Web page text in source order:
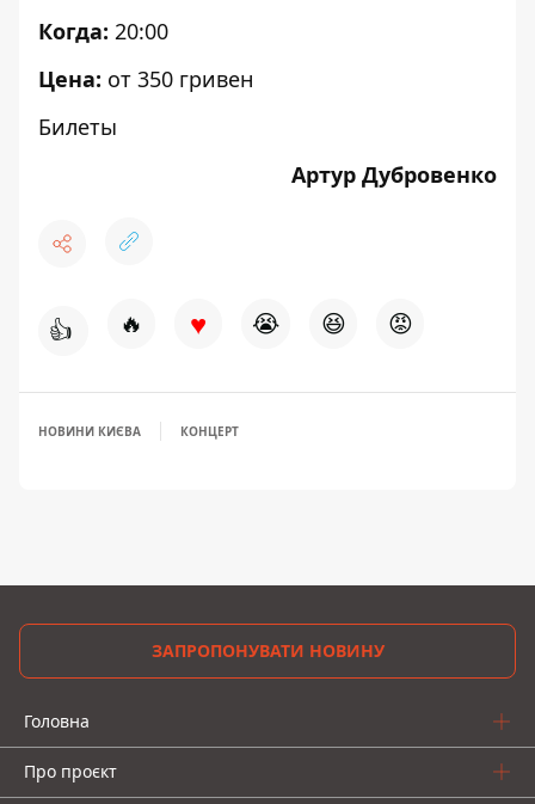
Когда: 20:00
Цена: от 350 гривен
Билеты
Артур Дубровенко
👍 🔥 ♥ 😭 😆 😡
НОВИНИ КИЄВА КОНЦЕРТ
ЗАПРОПОНУВАТИ НОВИНУ
Головна
Про проєкт